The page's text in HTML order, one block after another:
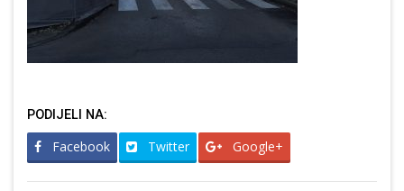
PODIJELI NA:
Facebook Twitter Google+